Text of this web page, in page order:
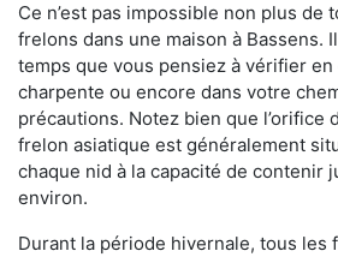
Ce n’est pas impossible non plus de
frelons dans une maison à Bassens.
temps que vous pensiez à vérifier
charpente ou encore dans votre
précautions. Notez bien que l’orifice
frelon asiatique est généralement
chaque nid à la capacité de contenir
environ.
Durant la période hivernale, tous les